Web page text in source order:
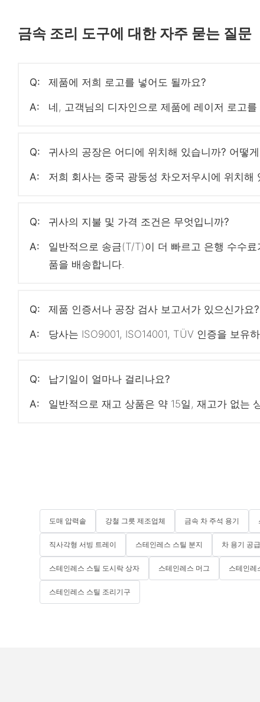
금속 조리 도구에 대한 자주 묻는 질문
Q: 제품에 저희 로고를 넣어도 될까요?
A: 네, 고객님의 디자인으로 제품에 레이저 로고
Q: 귀사의 공장은 어디에 위치해 있습니까? 어떻
A: 저희 회사는 중국 광둥성 차오저우시에 위치
Q: 귀사의 지불 및 가격 조건은 무엇입니까?
A:
일반적으로 송금(T/T)이 더 빠르고 은행 수수
품을 배송합니다.
Q: 제품 인증서나 공장 검사 보고서가 있으신가요?
A: 당사는 ISO9001, ISO14001, TÜV 인증을 보유
Q: 납기일이 얼마나 걸리나요?
A: 일반적으로 재고 상품은 약 15일, 재고가 없는
도매 압력솥 강철 그릇 제조업체 금속 차 주석 용기
직사각형 서빙 트레이 스테인레스 스틸 분지 차 용기 공
스테인레스 스틸 도시락 상자 스테인레스 머그 스테인레
스테인레스 스틸 조리기구